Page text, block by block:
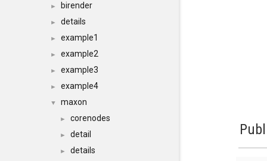
► birender
► details
► example1
► example2
► example3
► example4
▼ maxon
► corenodes
► detail
► details